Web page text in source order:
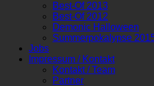
Best-Of 2013
Best-Of 2012
Demonic Halloween
Summerpokalypse
Jobs
Impressum / Kontakt
Kontakt / Team
Partner